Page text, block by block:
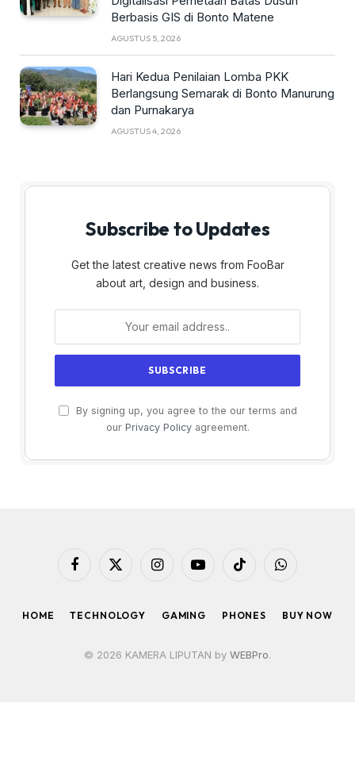
Berbasis GIS di Bonto Matene
AGUSTUS 5, 2026
Hari Kedua Penilaian Lomba PKK
Berlangsung Semarak di Bonto Manurung
dan Purnakarya
AGUSTUS 4, 2026
Subscribe to Updates
Get the latest creative news from FooBar
about art, design and business.
By signing up, you agree to the our terms and
our Privacy Policyagreement.
Facebook
X
InstagramYouTubeTikTok WhatsApp
HOME TECHNOLOGY GAMING PHONES BUY NOW
© 2026 KAMERA LIPUTAN by WEBPro.